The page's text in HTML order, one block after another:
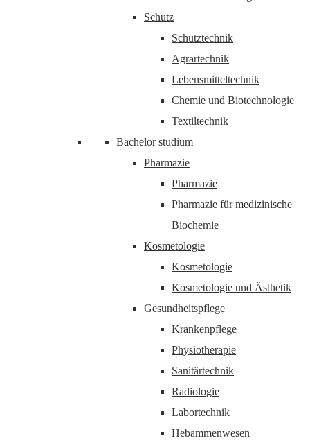
Schutz
Schutztechnik
Agrartechnik
Lebensmitteltechnik
Chemie und Biotechnologie
Textiltechnik
Bachelor studium
Pharmazie
Pharmazie
Pharmazie für medizinische
Biochemie
Kosmetologie
Kosmetologie
Kosmetologie und Ästhetik
Gesundheitspflege
Krankenpflege
Physiotherapie
Sanitärtechnik
Radiologie
Labortechnik
Hebammenwesen